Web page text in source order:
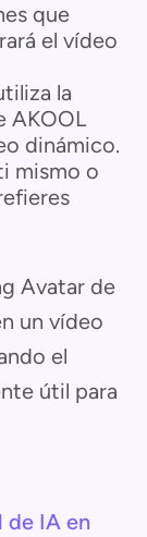
que
el vídeo
la
AKOOL
dinámico.
mismo o
Avatar de
un vídeo
el
útil para
de IA en